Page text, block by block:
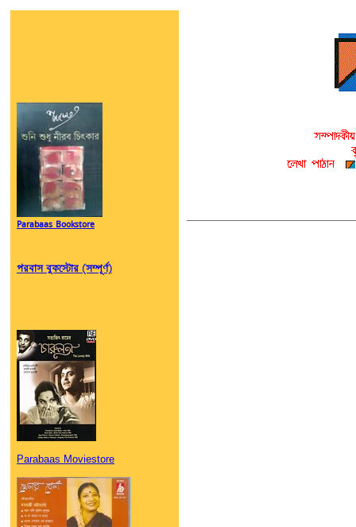
Parabaas Bookstore
পরবাস বুকস্টোর (সম্পূর্ণ)
Parabaas Moviestore